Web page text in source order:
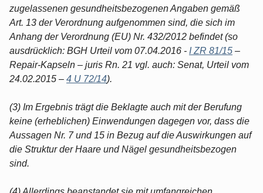
zugelassenen gesundheitsbezogenen Angaben gemäß
Art. 13 der Verordnung aufgenommen sind, die sich im
Anhang der Verordnung (EU) Nr. 432/2012 befindet (so
ausdrücklich: BGH Urteil vom 07.04.2016 - I ZR 81/15 –
Repair-Kapseln – juris Rn. 21 vgl. auch: Senat, Urteil vom
24.02.2015 – 4 U 72/14).
(3) Im Ergebnis trägt die Beklagte auch mit der Berufung
keine (erheblichen) Einwendungen dagegen vor, dass die
Aussagen Nr. 7 und 15 in Bezug auf die Auswirkungen auf
die Struktur der Haare und Nägel gesundheitsbezogen
sind.